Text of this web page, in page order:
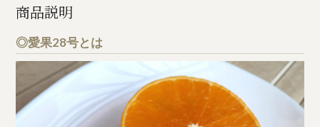
商品説明
◎愛果28号とは